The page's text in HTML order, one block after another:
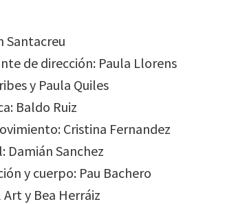
Santacreu
de dirección: Paula Llorens
y Paula Quiles
Baldo Ruiz
Cristina Fernandez
Damián Sanchez
y cuerpo: Pau Bachero
y Bea Herráiz